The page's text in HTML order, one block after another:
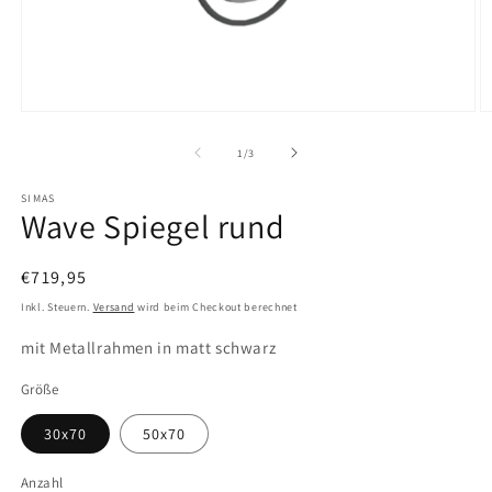
1 /von
3
SIMAS
Wave Spiegel rund
Normaler
Preis
€719,95
Inkl. Steuern. Versand wird beim Checkout berechnet
mit Metallrahmen in matt schwarz
Größe
30x70 50x70
Anzahl
Anzahl